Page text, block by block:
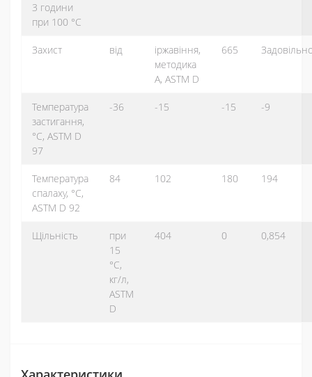
3 години
при 100 °С
Захист від
іржавіння,
методика
А, ASTM D
665
Температура
застигання,
°C, ASTM D
97
-36 -15 -15 -9
Температура
спалаху, °C,
ASTM D 92
84 102 180 194
Щільність
при
15
°С,
кг/л,
ASTM
D
404 0 0,854